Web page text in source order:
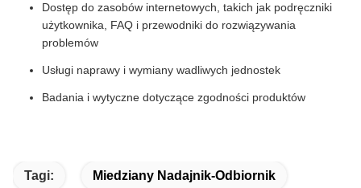
Dostęp do zasobów internetowych, takich jak podręczniki
użytkownika, FAQ i przewodniki do rozwiązywania
problemów
Usługi naprawy i wymiany wadliwych jednostek
Badania i wytyczne dotyczące zgodności produktów
Tagi: Miedziany Nadajnik-Odbiornik